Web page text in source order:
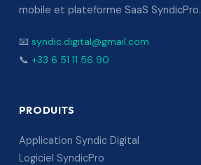
mobile et plateforme SaaS SyndicPro.
📧 syndic.digital@gmail.com
📞 +33 6 51 11 56 90
PRODUITS
Application Syndic Digital
Logiciel SyndicPro